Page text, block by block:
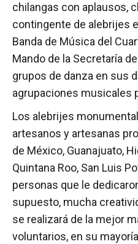
chilangas con aplausos,
contingente de alebrijes
Banda de Música del
Mando de la Secretaría
grupos de danza en sus
agrupaciones musicales
Los alebrijes
artesanos y artesanas
de México, Guanajuato,
Quintana Roo, San Luis
personas que le
supuesto, mucha
se realizará de la mejor
voluntarios, en su